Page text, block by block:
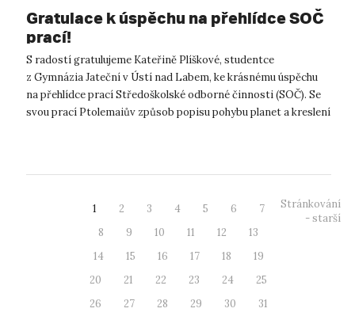
Gratulace k úspěchu na přehlídce SOČ
prací!
S radostí gratulujeme Kateřině Plíškové, studentce
z Gymnázia Jateční v Ústí nad Labem, ke krásnému úspěchu
na přehlídce prací Středoškolské odborné činnosti (SOČ). Se
svou prací Ptolemaiův způsob popisu pohybu planet a kreslení
1 2 3 4 5 6
7
8
9 10 11 12
13
14
15 16 17 18
19
20
21 22 23 24
25
26
27 28 29 30 31
Stránkování
- starší